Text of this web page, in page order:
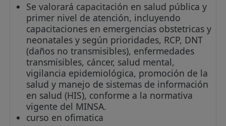
Se valorará capacitación en salud pública y
primer nivel de atención, incluyendo
capacitaciones en emergencias obstetricas y
neonatales y según prioridades, RCP, DNT
(daños no transmisibles), enfermedades
transmisibles, cáncer, salud mental,
vigilancia epidemiológica, promoción de la
salud y manejo de sistemas de información
en salud (HIS), conforme a la normativa
vigente del MINSA.
curso en ofimatica